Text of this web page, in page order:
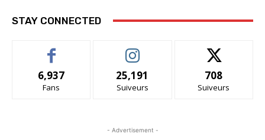
STAY CONNECTED
6,937
Fans
25,191
Suiveurs
708
Suiveurs
- Advertisement -